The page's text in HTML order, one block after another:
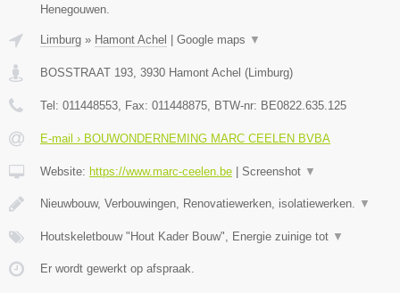
Henegouwen.
Limburg » Hamont Achel Google maps ▼
BOSSTRAAT 193 3930 Hamont Achel ( Limburg)
Tel: 011448553 , Fax: 011448875 , BTW-nr: BE0822.635.125
E-mail › BOUWONDERNEMING MARC CEELEN BVBA
Website: https://www.marc-ceelen.be Screenshot ▼
Nieuwbouw, Verbouwingen, Renovatiewerken, isolatiewerken. ▼
Houtskeletbouw "Hout Kader Bouw", Energie zuinige tot ▼
Er wordt gewerkt op afspraak.